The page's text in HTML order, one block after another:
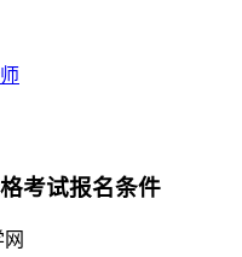
考试报名条件